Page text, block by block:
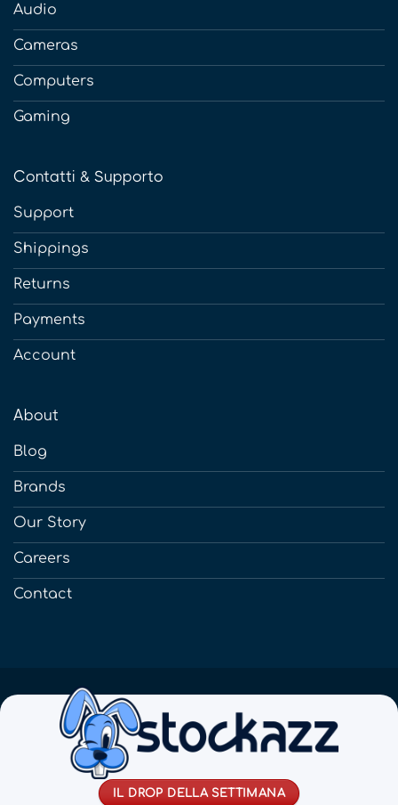
Audio
Cameras
Computers
Gaming
Contatti & Supporto
Support
Shippings
Returns
Payments
Account
About
Blog
Brands
Our Story
Careers
Contact
IL DROP DELLA SETTIMANA